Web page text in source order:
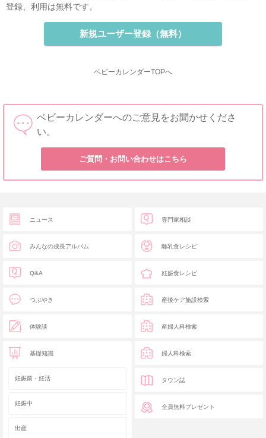
登録、利用は無料です。
新規ユーザー登録（無料）
ベビーカレンダーTOPへ
ベビーカレンダーへのご意見をお聞かせくださ
い。
ご質問・お問い合わせはこちら
ニュース
みんなの成長アルバム
Q&A
つぶやき
体験談
基礎知識
妊娠前・妊活
妊娠中
出産
専門家相談
離乳食レシピ
妊娠食レシピ
産後ケア施設検索
産婦人科検索
婦人科検索
タウン誌
全員無料プレゼント